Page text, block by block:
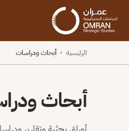
الرئيسية › أبحاث ودراسات
أبحاث